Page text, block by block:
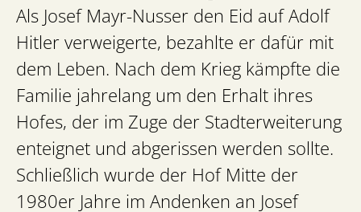
Als Josef Mayr-Nusser den Eid auf Adolf
Hitler verweigerte, bezahlte er dafür mit
dem Leben. Nach dem Krieg kämpfte die
Familie jahrelang um den Erhalt ihres
Hofes, der im Zuge der Stadterweiterung
enteignet und abgerissen werden sollte.
Schließlich wurde der Hof Mitte der
1980er Jahre im Andenken an Josef